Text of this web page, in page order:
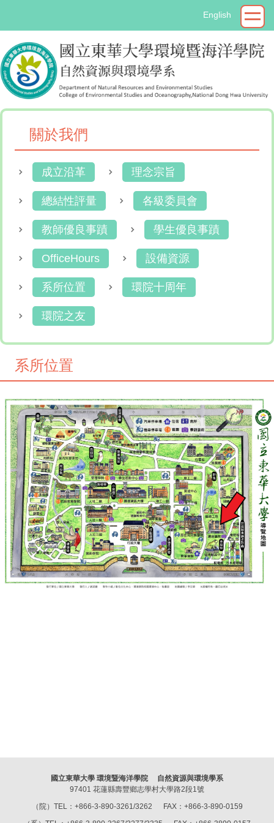
要
內
容
區
English
關於我們
成立沿革 理念宗旨
總結性評量 各級委員會
教師優良事蹟 學生優良事蹟
OfficeHours 設備資源
系所位置 環院十周年
環院之友
系所位置
國立東華大學 環境暨海洋學院 自然資源與環境學系
97401 花蓮縣壽豐鄉志學村大學路2段1號
（院）TEL：+866-3-890-3261/3262 FAX：+866-3-890-0159